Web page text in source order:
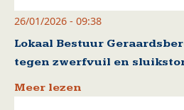
26/01/2026 - 09:38
Lokaal Bestuur
tegen zwerfvuil en
Meer lezen